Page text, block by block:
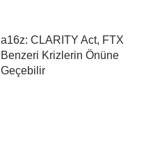
a16z: CLARITY Act, FTX
Benzeri Krizlerin Önüne
Geçebilir